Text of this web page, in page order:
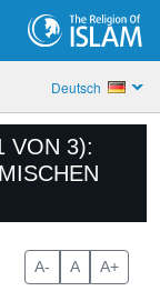
Deutsch
VON 3):
A- A A+